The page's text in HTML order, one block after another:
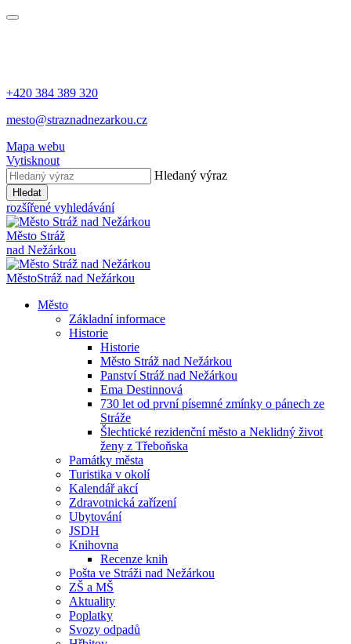
+420 384 389 320
mesto@straznadnezarkou.cz
Mapa webu
Vytisknout
Hledaný výraz
Hledat
rozšířené vyhledávání
Město Stráž
nad Nežárkou
MěstoStráž nad Nežárkou
Město
Základní informace
Historie
Historie
Město Stráž nad Nežárkou
Panství Stráž nad Nežárkou
Ema Destinnová
730 let od první písemné zmínky o pánech ze
Stráže
Šlechtické rezidenční město a Neklidný život
ženy z Třeboňska
Památky města
Turistika v okolí
Kalendář akcí
Zdravotnická zařízení
Ubytování
JSDH
Knihovna
Recenze knih
Pošta ve Stráži nad Nežárkou
ZŠ a MŠ
Aktuality
Poplatky
Svozy odpadů